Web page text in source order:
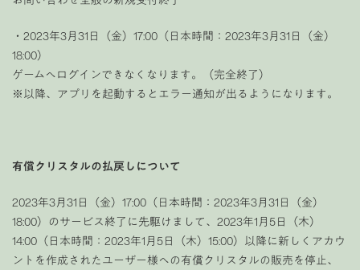
・2023年3月31日（金）17:00（日本時間：2023年3月31日（金）
18:00）
ゲームへログインできなくなります。（完全終了）
※以降、アプリを起動するとエラー通知が出るようになります。
有償クリスタルの払戻しについて
2023年3月31日（金）17:00（日本時間：2023年3月31日（金）
18:00）のサービス終了に先駆けまして、2023年1月5日（木）
14:00（日本時間：2023年1月5日（木）15:00）以降に新しくアカウ
ントを作成されたユーザー様への有償クリスタルの販売を停止、